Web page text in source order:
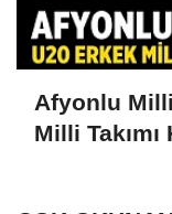
Afyonlu
Milli